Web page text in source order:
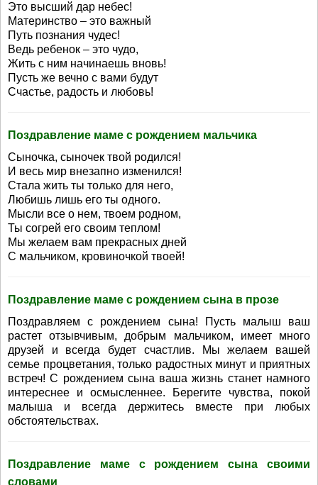
Это высший дар небес!
Материнство – это важный
Путь познания чудес!
Ведь ребенок – это чудо,
Жить с ним начинаешь вновь!
Пусть же вечно с вами будут
Счастье, радость и любовь!
Поздравление маме с рождением мальчика
Сыночка, сыночек твой родился!
И весь мир внезапно изменился!
Стала жить ты только для него,
Любишь лишь его ты одного.
Мысли все о нем, твоем родном,
Ты согрей его своим теплом!
Мы желаем вам прекрасных дней
С мальчиком, кровиночкой твоей!
Поздравление маме с рождением сына в прозе
Поздравляем с рождением сына! Пусть малыш ваш
растет отзывчивым, добрым мальчиком, имеет много
друзей и всегда будет счастлив. Мы желаем вашей
семье процветания, только радостных минут и приятных
встреч! С рождением сына ваша жизнь станет намного
интереснее и осмысленнее. Берегите чувства, покой
малыша и всегда держитесь вместе при любых
обстоятельствах.
Поздравление маме с рождением сына своими
словами